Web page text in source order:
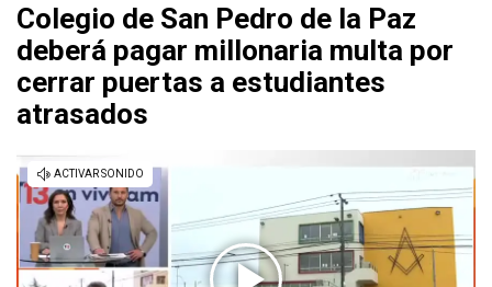
Colegio de San Pedro de la Paz
deberá pagar millonaria multa por
cerrar puertas a estudiantes
atrasados